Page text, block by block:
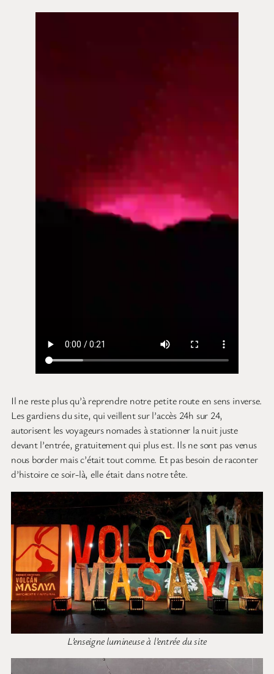
Il ne reste plus qu’à reprendre notre petite route en sens inverse.
Les gardiens du site, qui veillent sur l’accès 24h sur 24,
autorisent les voyageurs nomades à stationner la nuit juste
devant l’entrée, gratuitement qui plus est. Ils ne sont pas venus
nous border mais c’était tout comme. Et pas besoin de raconter
d’histoire ce soir-là, elle était dans notre tête.
L’enseigne lumineuse à l’entrée du site